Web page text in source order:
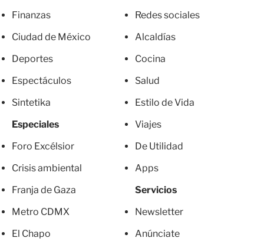
Finanzas
Ciudad de México
Deportes
Espectáculos
Sintetika
Especiales
Foro Excélsior
Crisis ambiental
Franja de Gaza
Metro CDMX
El Chapo
Redes sociales
Alcaldías
Cocina
Salud
Estilo de Vida
Viajes
De Utilidad
Apps
Servicios
Newsletter
Anúnciate